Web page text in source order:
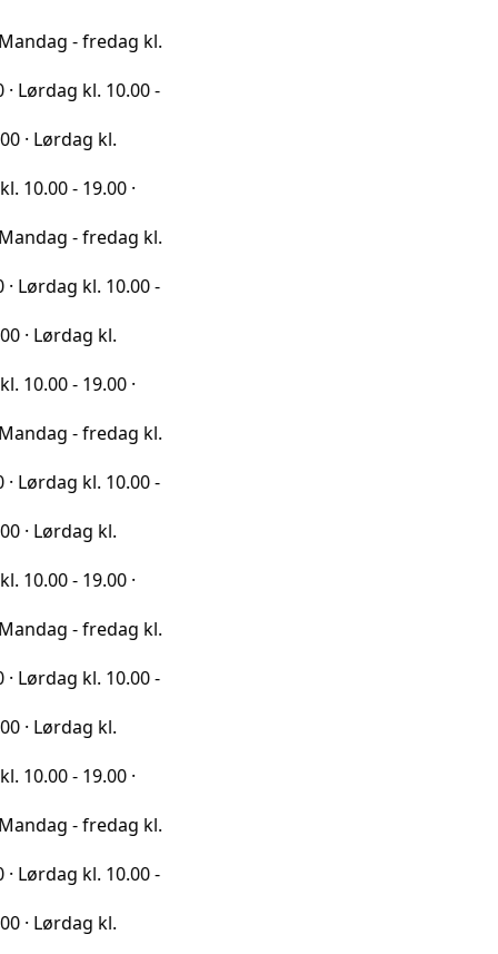
fredag kl.
kl. 10.00 -
kl.
·
fredag kl.
kl. 10.00 -
kl.
·
fredag kl.
kl. 10.00 -
kl.
·
fredag kl.
kl. 10.00 -
kl.
·
fredag kl.
kl. 10.00 -
kl.